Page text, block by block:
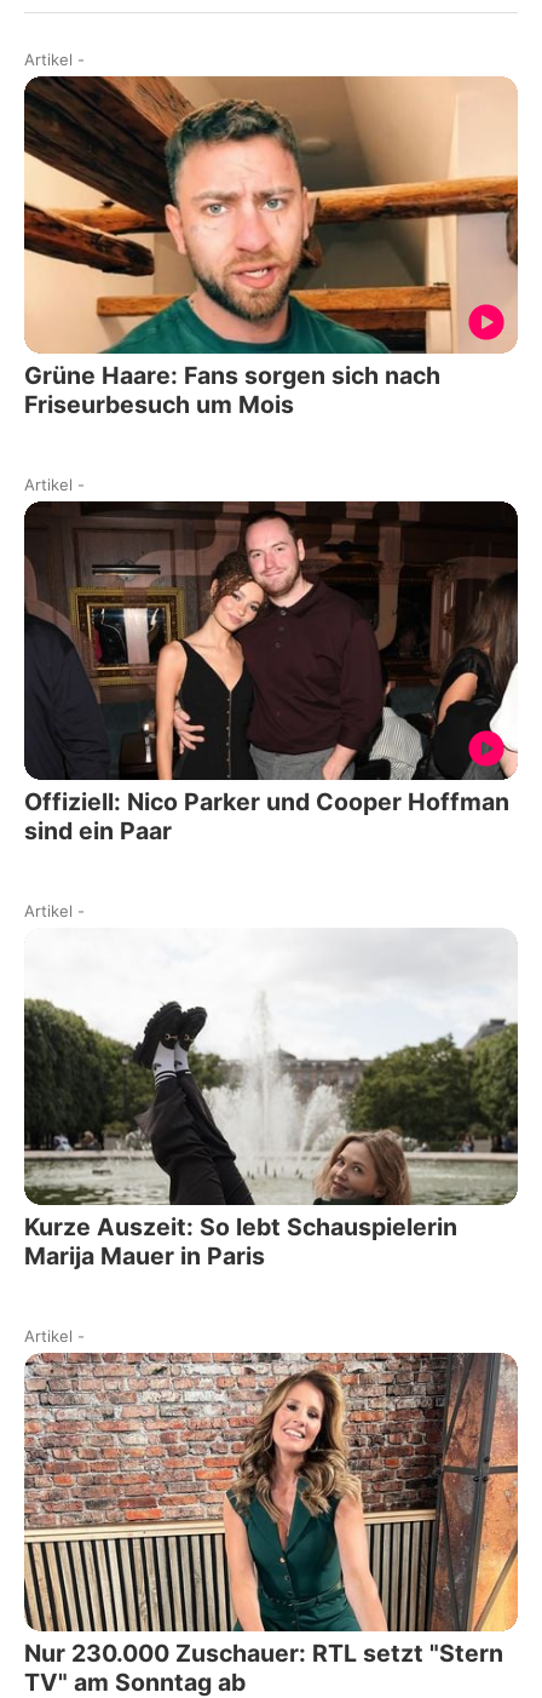
Artikel -
Grüne Haare: Fans sorgen sich nach
Friseurbesuch um Mois
Artikel -
Offiziell: Nico Parker und Cooper Hoffman
sind ein Paar
Artikel -
Kurze Auszeit: So lebt Schauspielerin
Marija Mauer in Paris
Artikel -
Nur 230.000 Zuschauer: RTL setzt "Stern
TV" am Sonntag ab